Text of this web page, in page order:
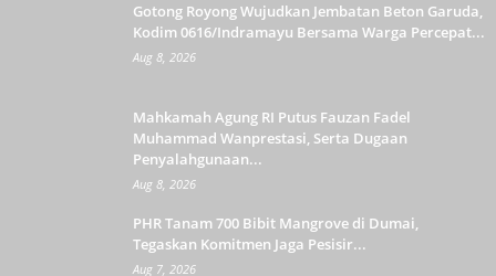
Gotong Royong Wujudkan Jembatan Beton Garuda,
Kodim 0616/Indramayu Bersama Warga Percepat...
Aug 8, 2026
Mahkamah Agung RI Putus Fauzan Fadel
Muhammad Wanprestasi, Serta Dugaan
Penyalahgunaan...
Aug 8, 2026
PHR Tanam 700 Bibit Mangrove di Dumai,
Tegaskan Komitmen Jaga Pesisir...
Aug 7, 2026